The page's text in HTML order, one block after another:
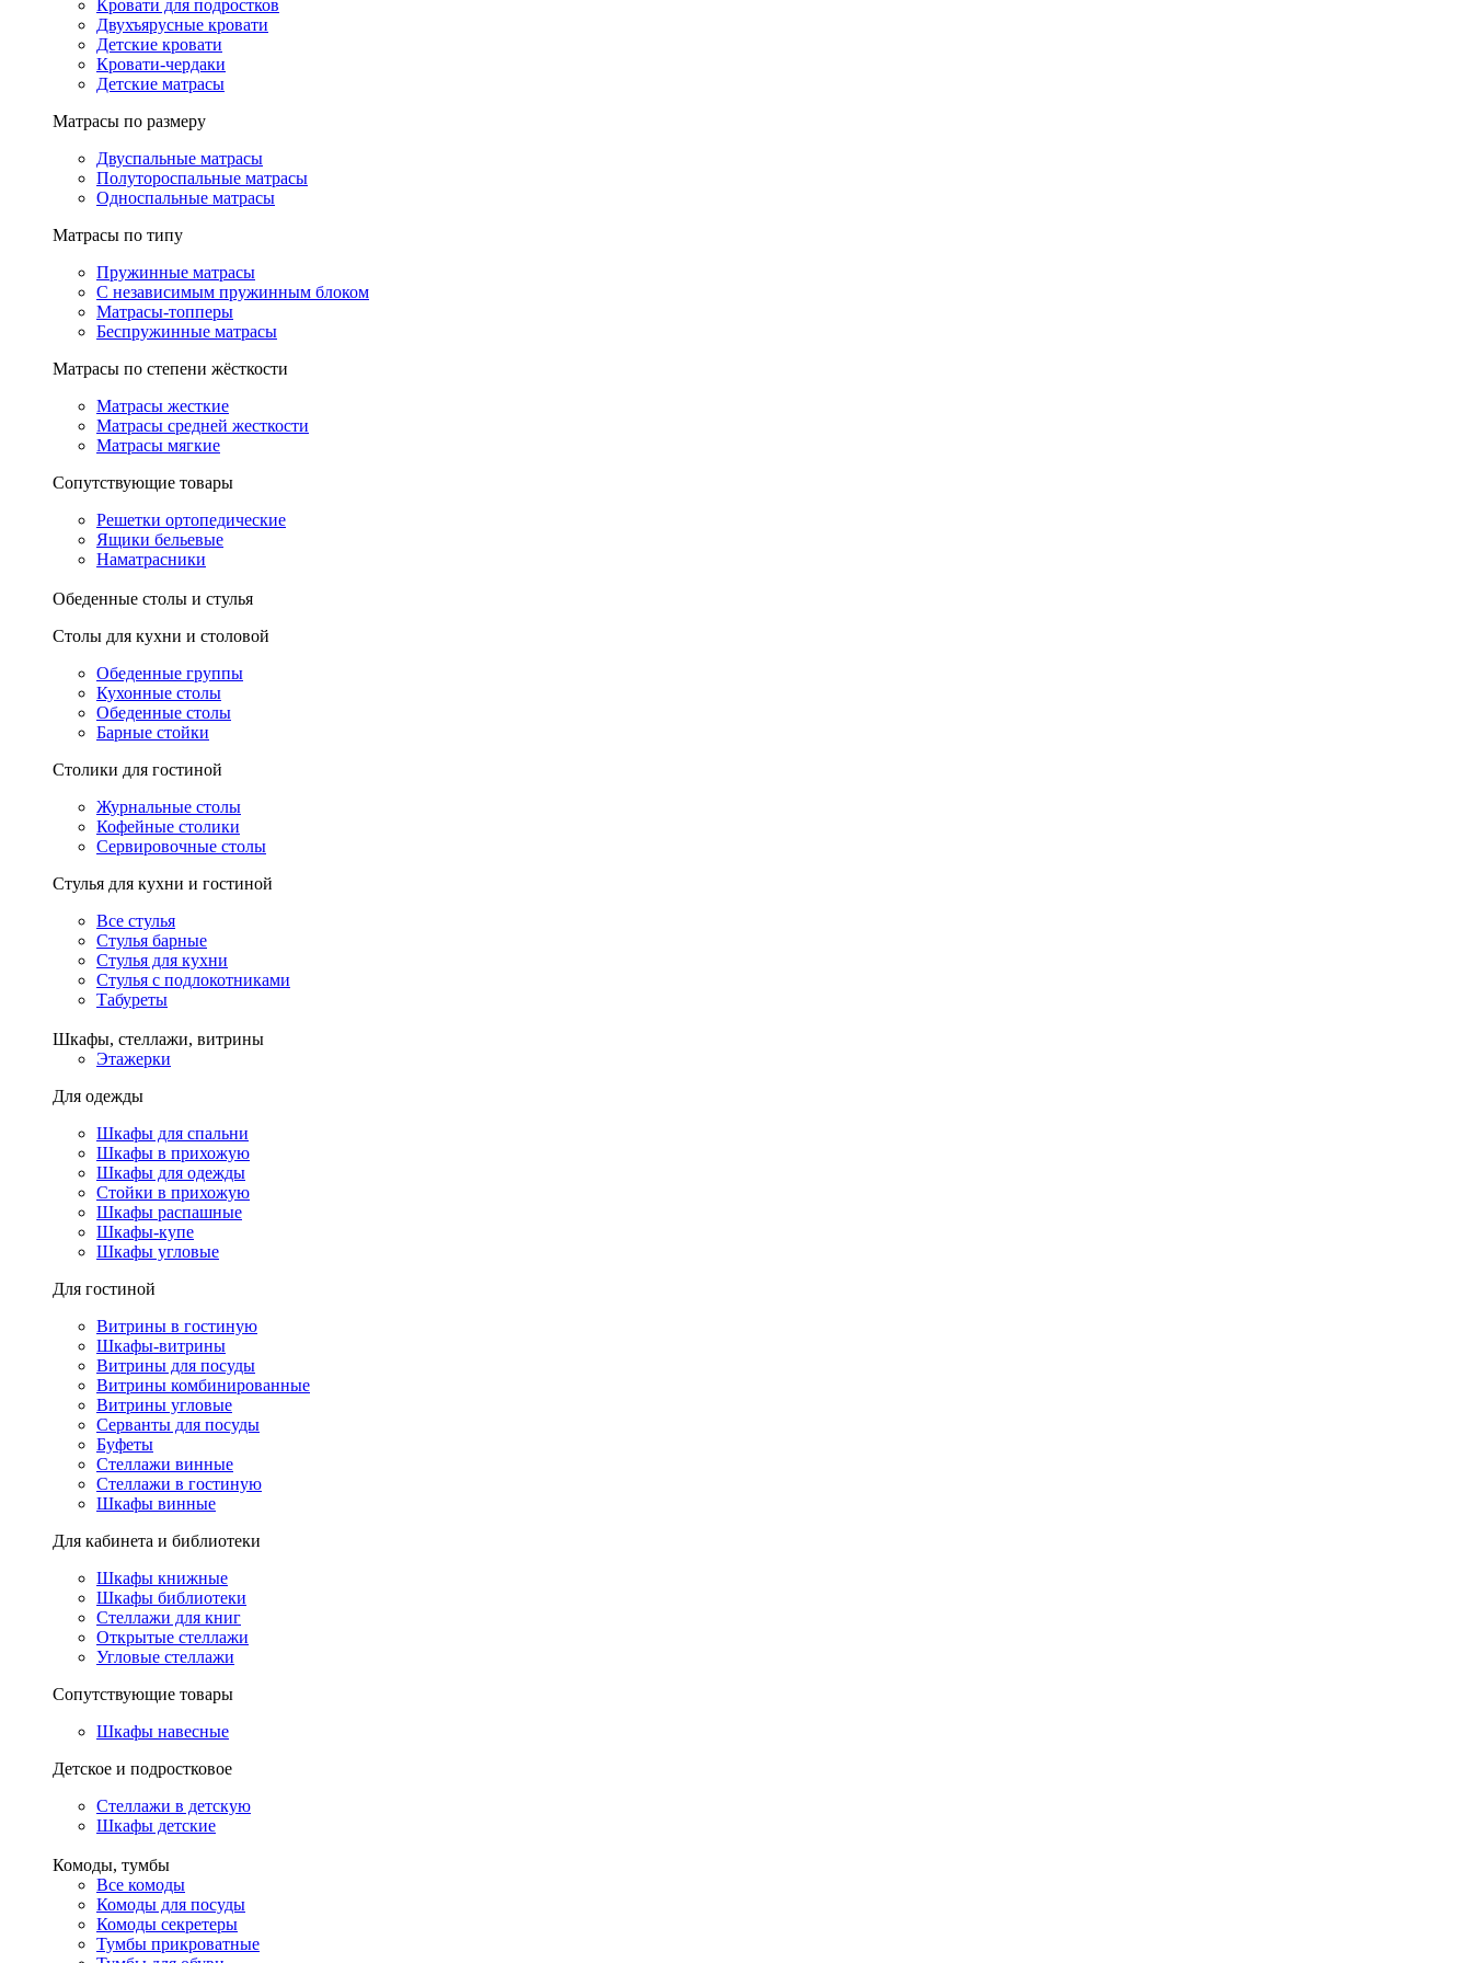
Кровати для подростков
Двухъярусные кровати
Детские кровати
Кровати-чердаки
Детские матрасы
Матрасы по размеру
Двуспальные матрасы
Полутороспальные матрасы
Односпальные матрасы
Матрасы по типу
Пружинные матрасы
С независимым пружинным блоком
Матрасы-топперы
Беспружинные матрасы
Матрасы по степени жёсткости
Матрасы жесткие
Матрасы средней жесткости
Матрасы мягкие
Сопутствующие товары
Решетки ортопедические
Ящики бельевые
Наматрасники
Обеденные столы и стулья
Столы для кухни и столовой
Обеденные группы
Кухонные столы
Обеденные столы
Барные стойки
Столики для гостиной
Журнальные столы
Кофейные столики
Сервировочные столы
Стулья для кухни и гостиной
Все стулья
Стулья барные
Стулья для кухни
Стулья с подлокотниками
Табуреты
Шкафы, стеллажи, витрины
Этажерки
Для одежды
Шкафы для спальни
Шкафы в прихожую
Шкафы для одежды
Стойки в прихожую
Шкафы распашные
Шкафы-купе
Шкафы угловые
Для гостиной
Витрины в гостиную
Шкафы-витрины
Витрины для посуды
Витрины комбинированные
Витрины угловые
Серванты для посуды
Буфеты
Стеллажи винные
Стеллажи в гостиную
Шкафы винные
Для кабинета и библиотеки
Шкафы книжные
Шкафы библиотеки
Стеллажи для книг
Открытые стеллажи
Угловые стеллажи
Сопутствующие товары
Шкафы навесные
Детское и подростковое
Стеллажи в детскую
Шкафы детские
Комоды, тумбы
Все комоды
Комоды для посуды
Комоды секретеры
Тумбы прикроватные